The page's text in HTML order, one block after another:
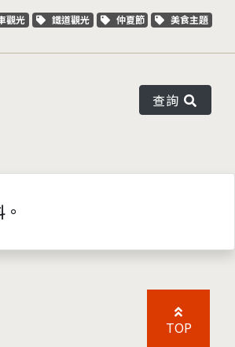
標籤
觀光 關鍵字標籤
鐵道觀光 關鍵字標籤
仲夏節 關鍵字標籤
美食主題
查詢
TOP